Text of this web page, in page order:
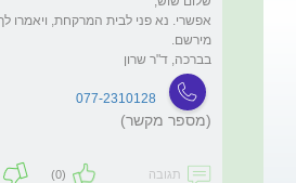
אפשרי. נא פני לבית המרקחת, ויאמרו
בברכה, ד"ר שרון
077-2310128
(מספר מקשר)
תגובה (0)